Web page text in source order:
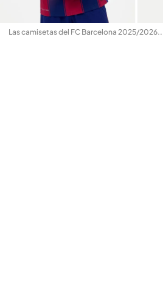
Las camisetas del FC Barcelona 2025/2026..